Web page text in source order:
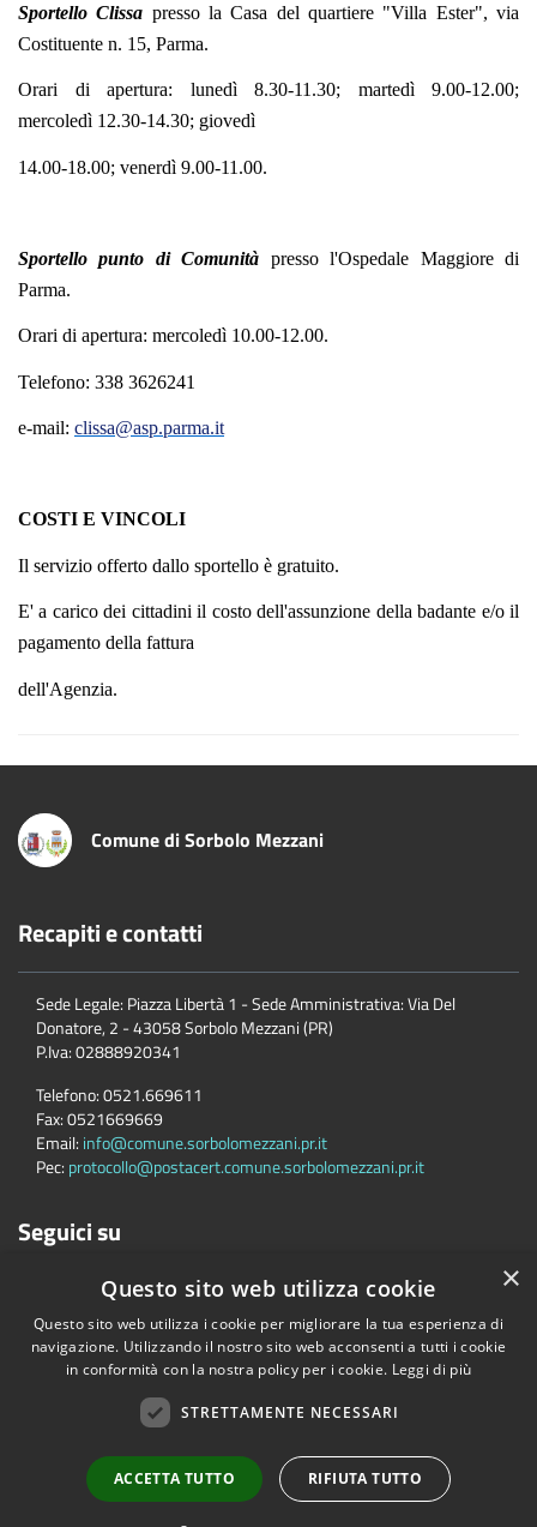
Sportello Clissa presso la Casa del quartiere "Villa Ester", via
Costituente n. 15, Parma.
Orari di apertura: lunedì 8.30-11.30; martedì 9.00-12.00;
mercoledì 12.30-14.30; giovedì
14.00-18.00; venerdì 9.00-11.00.
Sportello punto di Comunità presso l'Ospedale Maggiore di
Parma.
Orari di apertura: mercoledì 10.00-12.00.
Telefono: 338 3626241
e-mail: clissa@asp.parma.it
COSTI E VINCOLI
Il servizio offerto dallo sportello è gratuito.
E' a carico dei cittadini il costo dell'assunzione della badante e/o il
pagamento della fattura
dell'Agenzia.
Comune di Sorbolo Mezzani
Recapiti e contatti
Sede Legale: Piazza Libertà 1 - Sede Amministrativa: Via Del
Donatore, 2 - 43058 Sorbolo Mezzani (PR)
P.Iva:02888920341
Telefono:0521.669611
Fax:0521669669
Email: info@comune.sorbolomezzani.pr.it
Pec: protocollo@postacert.comune.sorbolomezzani.pr.it
Seguici su
Accessibilità Privacy Cookie Mappa del sito
Copyright © 2026 • Comune di Sorbolo Mezzani • Powered by
Municipium
Accesso redazione
×
Questo sito web utilizza cookie
Questo sito web utilizza i cookie per migliorare la tua esperienza di
navigazione. Utilizzando il nostro sito web acconsenti a tutti i cookie
in conformità con la nostra policy per i cookie. Leggi di più
STRETTAMENTE NECESSARI
ACCETTA TUTTO RIFIUTA TUTTO